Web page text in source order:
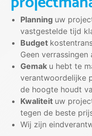
Planning uw
vastgestelde tijd
Budget
Geen verrassingen
Gemak u hebt te
verantwoordelijke
de hoogte houdt
Kwaliteit uw
tegen de beste
Wij zijn